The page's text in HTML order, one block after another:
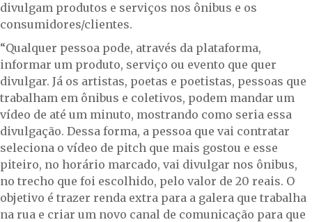
divulgam produtos e serviços nos ônibus e os
consumidores/clientes.
“Qualquer pessoa pode, através da plataforma,
informar um produto, serviço ou evento que quer
divulgar. Já os artistas, poetas e poetistas, pessoas que
trabalham em ônibus e coletivos, podem mandar um
vídeo de até um minuto, mostrando como seria essa
divulgação. Dessa forma, a pessoa que vai contratar
seleciona o vídeo de pitch que mais gostou e esse
piteiro, no horário marcado, vai divulgar nos ônibus,
no trecho que foi escolhido, pelo valor de 20 reais. O
objetivo é trazer renda extra para a galera que trabalha
na rua e criar um novo canal de comunicação para que